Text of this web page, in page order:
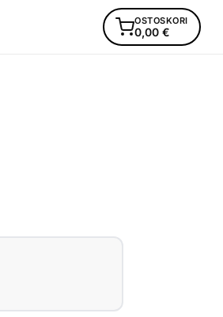
OSTOSKORI
0,00 €